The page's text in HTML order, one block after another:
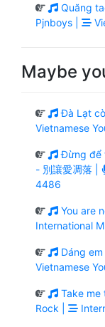
Quăng
Pjnboys |
Maybe
Đà Lạt
Vietnamese
Đừng để
- 別讓愛凋落 |
4486
You are
International
Dáng
Vietnamese
Take me
Rock |